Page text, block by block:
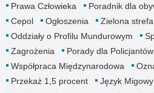
Prawa Człowieka
Poradnik dla
Cepol
Ogłoszenia
Zielona strefa
Oddziały o Profilu Mundurowym
Zagrożenia
Porady dla Policjantów
Współpraca Międzynarodowa
Przekaż 1,5 procent
Język Migowy